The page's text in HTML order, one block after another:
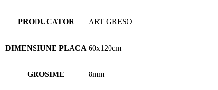
PRODUCATOR ART GRESO
DIMENSIUNE PLACA 60x120cm
GROSIME 8mm